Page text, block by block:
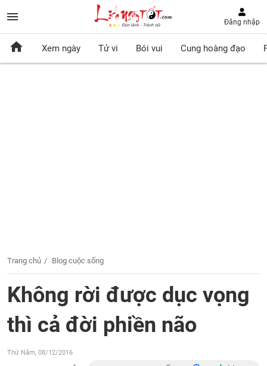
Đăng nhập
Xem ngày Tử vi Bói vui Cung hoàng đạo
Trang chủ Blog cuộc sống
Không rời được dục vọng
thì cả đời phiền não
Thứ Năm, 08/12/2016